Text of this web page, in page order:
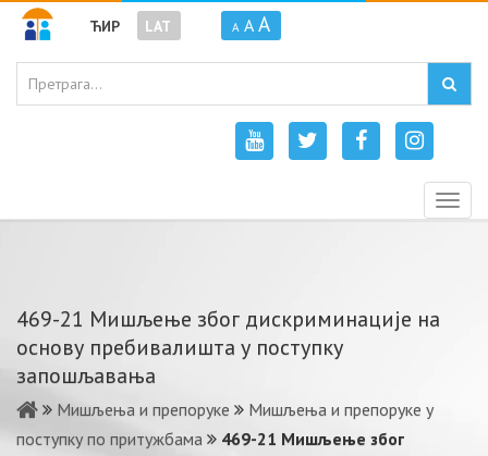
ЋИР LAT A A A
469-21 Мишљење због дискриминације на
основу пребивалишта у поступку
запошљавања
Мишљења и препоруке
Мишљења и препоруке у
поступку по притужбама
469-21 Мишљење због